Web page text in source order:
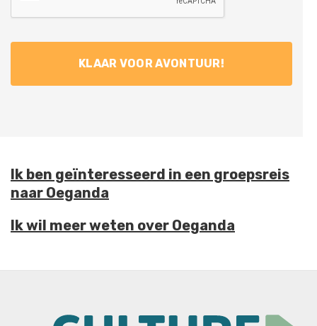
Ik ben geïnteresseerd in een groepsreis
naar Oeganda
Ik wil meer weten over Oeganda